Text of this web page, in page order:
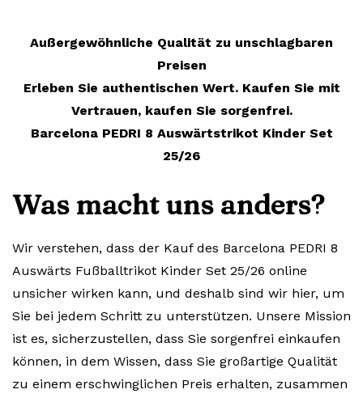
Außergewöhnliche Qualität zu unschlagbaren
Preisen
Erleben Sie authentischen Wert. Kaufen Sie mit
Vertrauen, kaufen Sie sorgenfrei.
Barcelona PEDRI 8 Auswärtstrikot Kinder Set
25/26
Was macht uns anders?
Wir verstehen, dass der Kauf des Barcelona PEDRI 8
Auswärts Fußballtrikot Kinder Set 25/26 online
unsicher wirken kann, und deshalb sind wir hier, um
Sie bei jedem Schritt zu unterstützen. Unsere Mission
ist es, sicherzustellen, dass Sie sorgenfrei einkaufen
können, in dem Wissen, dass Sie großartige Qualität
zu einem erschwinglichen Preis erhalten, zusammen